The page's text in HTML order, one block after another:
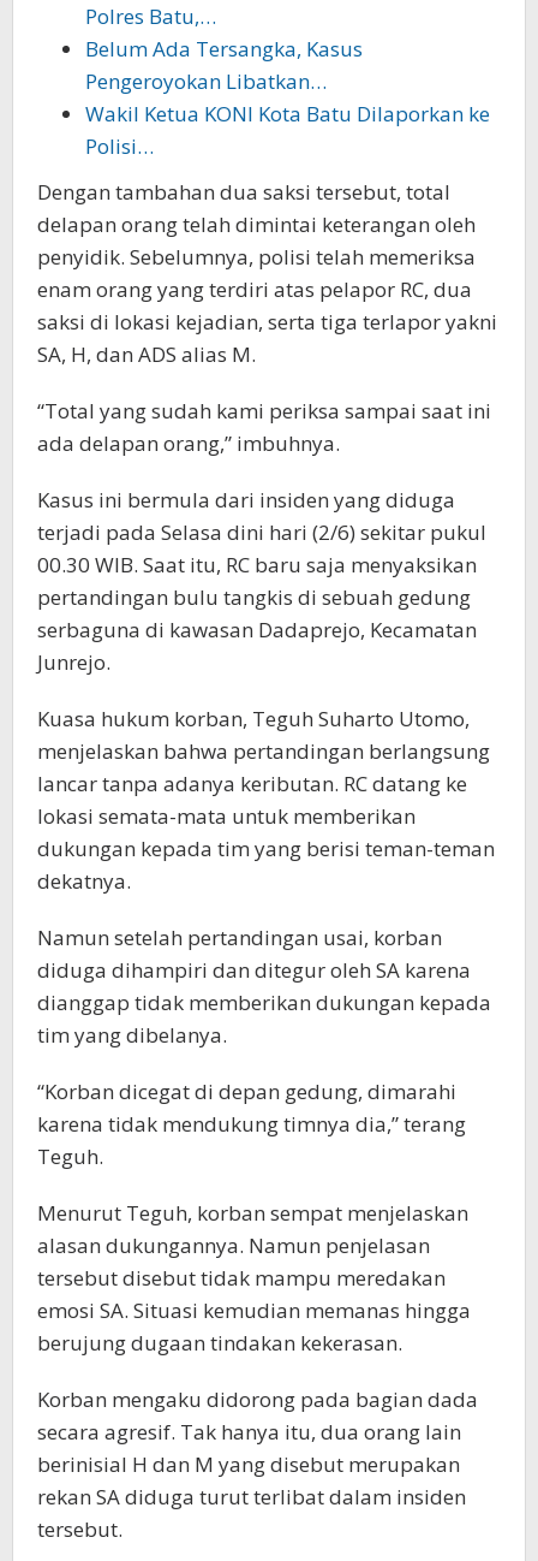
Polres Batu,…
Belum Ada Tersangka, Kasus
Pengeroyokan Libatkan…
Wakil Ketua KONI Kota Batu Dilaporkan ke
Polisi…
Dengan tambahan dua saksi tersebut, total
delapan orang telah dimintai keterangan oleh
penyidik. Sebelumnya, polisi telah memeriksa
enam orang yang terdiri atas pelapor RC, dua
saksi di lokasi kejadian, serta tiga terlapor yakni
SA, H, dan ADS alias M.
“Total yang sudah kami periksa sampai saat ini
ada delapan orang,” imbuhnya.
Kasus ini bermula dari insiden yang diduga
terjadi pada Selasa dini hari (2/6) sekitar pukul
00.30 WIB. Saat itu, RC baru saja menyaksikan
pertandingan bulu tangkis di sebuah gedung
serbaguna di kawasan Dadaprejo, Kecamatan
Junrejo.
Kuasa hukum korban, Teguh Suharto Utomo,
menjelaskan bahwa pertandingan berlangsung
lancar tanpa adanya keributan. RC datang ke
lokasi semata-mata untuk memberikan
dukungan kepada tim yang berisi teman-teman
dekatnya.
Namun setelah pertandingan usai, korban
diduga dihampiri dan ditegur oleh SA karena
dianggap tidak memberikan dukungan kepada
tim yang dibelanya.
“Korban dicegat di depan gedung, dimarahi
karena tidak mendukung timnya dia,” terang
Teguh.
Menurut Teguh, korban sempat menjelaskan
alasan dukungannya. Namun penjelasan
tersebut disebut tidak mampu meredakan
emosi SA. Situasi kemudian memanas hingga
berujung dugaan tindakan kekerasan.
Korban mengaku didorong pada bagian dada
secara agresif. Tak hanya itu, dua orang lain
berinisial H dan M yang disebut merupakan
rekan SA diduga turut terlibat dalam insiden
tersebut.